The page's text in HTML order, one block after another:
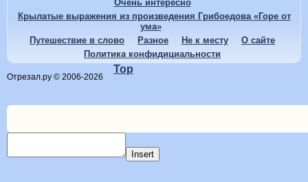
Очень интересно
Крылатые выражения из произведения Грибоедова «Горе от
ума»
Путешествие в слово
Разное Не к месту
О сайте
Политика конфидициальности
Отрезал.ру © 2006-2026
Top
Insert